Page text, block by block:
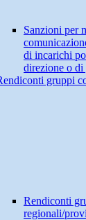
Sanzioni per
di incarichi
direzione o di
gruppi
Rendiconti
regionali/